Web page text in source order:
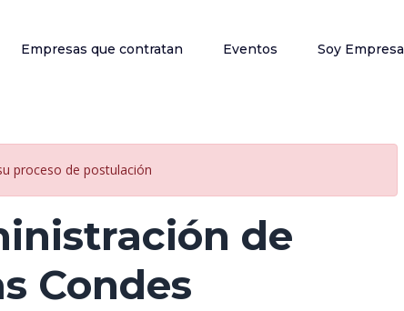
Empresas que contratan Eventos Soy Empresa
proceso de postulación
de
Condes